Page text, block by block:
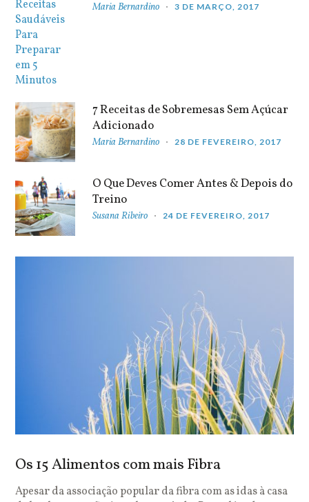
Maria Bernardino 3 DE MARÇO, 2017
7 Receitas de Sobremesas Sem Açúcar
Adicionado
Maria Bernardino 28 DE FEVEREIRO, 2017
O Que Deves Comer Antes & Depois do
Treino
Susana Ribeiro 24 DE FEVEREIRO, 2017
Os 15 Alimentos com mais Fibra
Apesar da associação popular da fibra com as idas à casa